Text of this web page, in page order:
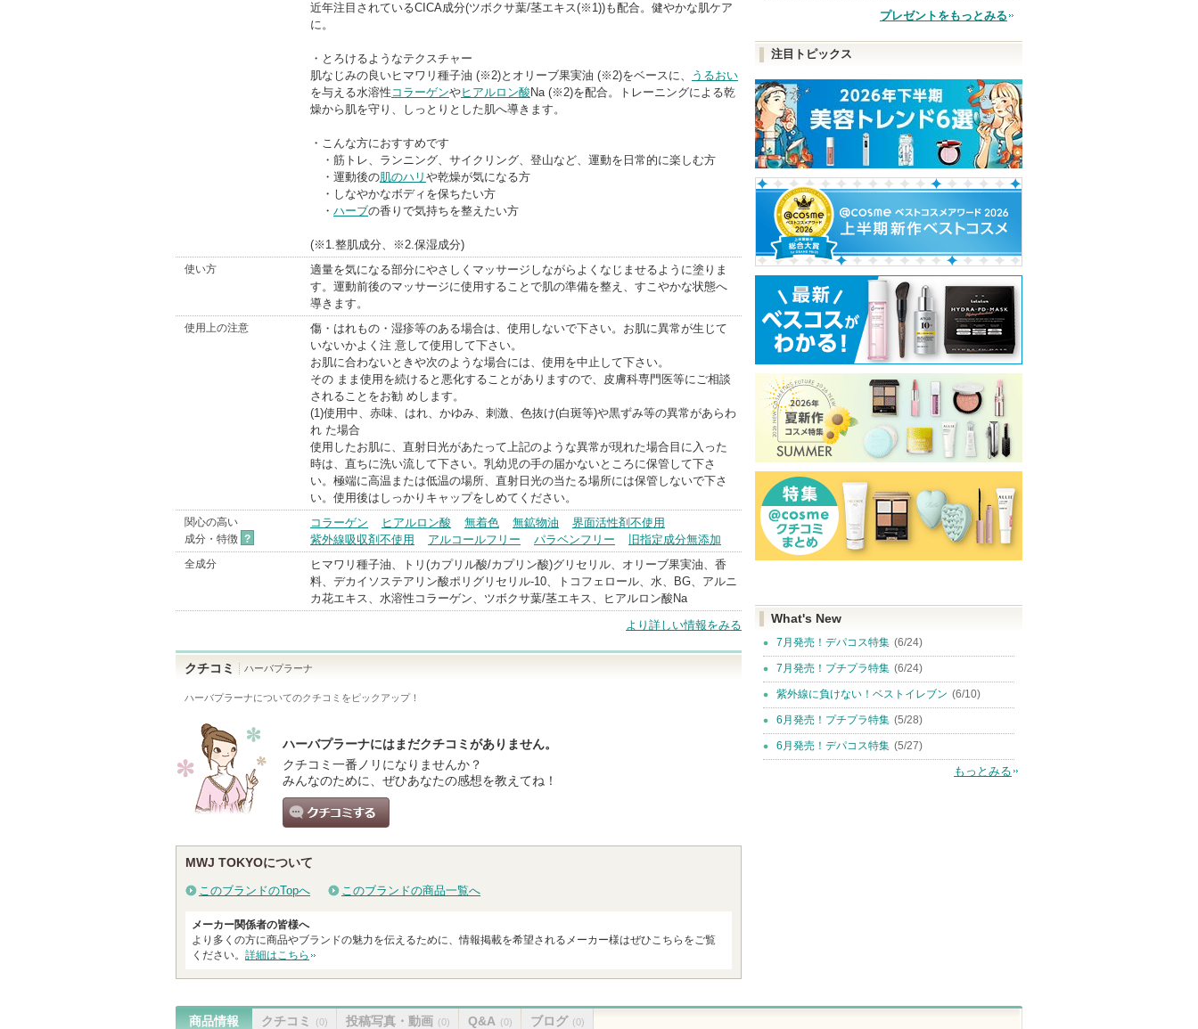
近年注目されているCICA成分(ツボクサ葉/茎エキス(※1))も配合。健やかな肌ケア
に。
・とろけるようなテクスチャー
肌なじみの良いヒマワリ種子油 (※2)とオリーブ果実油 (※2)をベースに、
うるおい
を与える水溶性 コラーゲンやヒアルロン酸 Na (※2)を配合。トレーニングによる乾
燥から肌を守り、しっとりとした肌へ導きます。
・こんな方におすすめです
・筋トレ、ランニング、サイクリング、登山など、運動を日常的に楽しむ方
・運動後の肌のハリ や乾燥が気になる方
・しなやかなボディを保ちたい方
・ ハーブの香りで気持ちを整えたい方
(※1.整肌成分、※2.保湿成分)
使い方
適量を気になる部分にやさしくマッサージしながらよくなじませるように塗りま
す。運動前後のマッサージに使用することで肌の準備を整え、すこやかな状態へ
導きます。
使用上の注意
傷・はれもの・湿疹等のある場合は、使用しないで下さい。お肌に異常が生じて
いないかよく注 意して使用して下さい。
お肌に合わないときや次のような場合には、使用を中止して下さい。
その まま使用を続けると悪化することがありますので、皮膚科専門医等にご相談
されることをお勧 めします。
(1)使用中、赤味、はれ、かゆみ、刺激、色抜け(白斑等)や黒ずみ等の異常があらわ
れ た場合
使用したお肌に、直射日光があたって上記のような異常が現れた場合目に入った
時は、直ちに洗い流して下さい。乳幼児の手の届かないところに保管して下さ
い。極端に高温または低温の場所、直射日光の当たる場所には保管しないで下さ
い。使用後はしっかりキャップをしめてください。
関心の高い
成分・特徴 ?
コラーゲン ヒアルロン酸 無着色 無鉱物油
界面活性剤不使用
紫外線吸収剤不使用
アルコールフリー パラベンフリー 旧指定成分無添加
全成分
ヒマワリ種子油、トリ(カプリル酸/カプリン酸)グリセリル、オリーブ果実油、香
料、デカイソステアリン酸ポリグリセリル-10、トコフェロール、水、BG、アルニ
カ花エキス、水溶性コラーゲン、ツボクサ葉/茎エキス、ヒアルロン酸Na
より詳しい情報をみる
クチコミ ハーバプラーナ
ハーバプラーナについてのクチコミをピックアップ！
ハーバプラーナにはまだクチコミがありません。
クチコミ一番ノリになりませんか？
みんなのために、ぜひあなたの感想を教えてね！
MWJ TOKYOについて
このブランドのTopへ このブランドの商品一覧へ
メーカー関係者の皆様へ
より多くの方に商品やブランドの魅力を伝えるために、情報掲載を希望されるメーカー様はぜひこちらをご覧
ください。 詳細はこちら
プレゼントをもっとみる
注目トピックス
What's New
7月発売！デパコス特集 (6/24)
7月発売！プチプラ特集 (6/24)
紫外線に負けない！ベストイレブン (6/10)
6月発売！プチプラ特集 (5/28)
6月発売！デパコス特集 (5/27)
もっとみる
商品情報 クチコミ (0) 投稿写真・動画 (0) Q&A (0) ブログ (0)